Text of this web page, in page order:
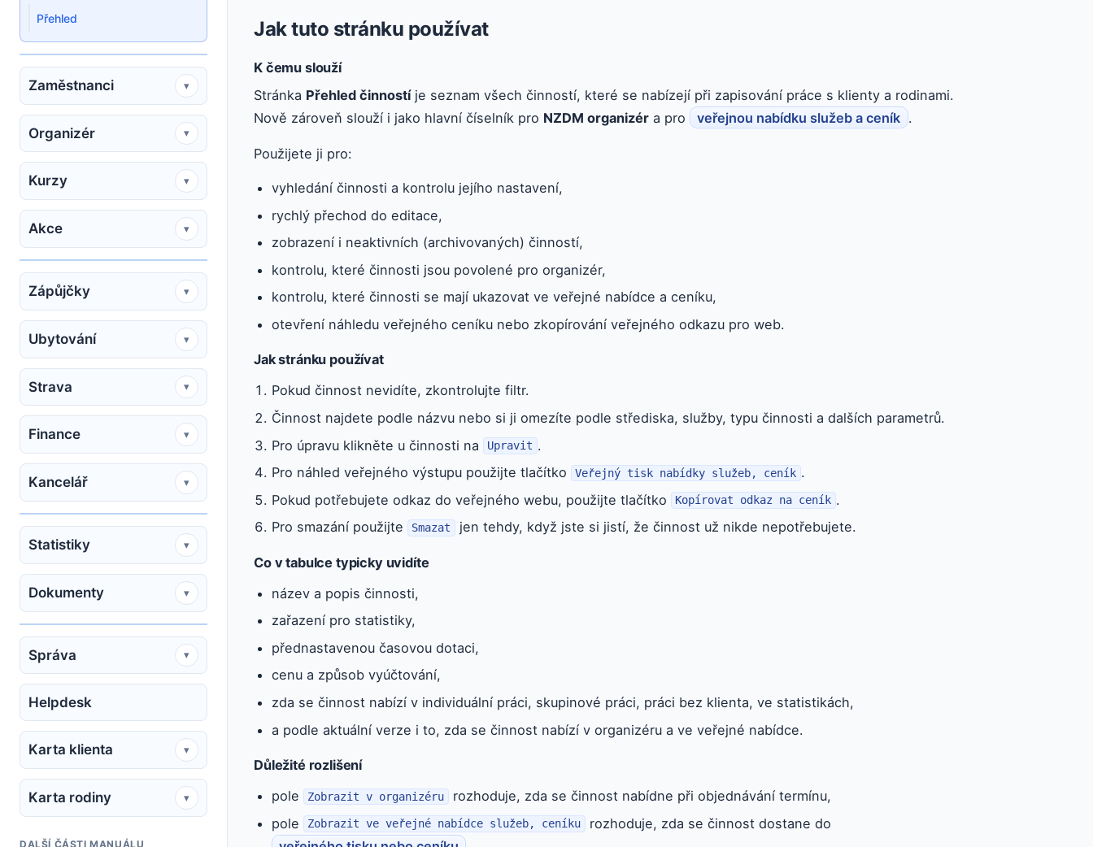
Přehled
Zaměstnanci ▾
Organizér ▾
Kurzy ▾
Akce ▾
Zápůjčky ▾
Ubytování ▾
Strava ▾
Finance ▾
Kancelář ▾
Statistiky ▾
Dokumenty ▾
Správa ▾
Helpdesk
Karta klienta ▾
Karta rodiny ▾
DALŠÍ ČÁSTI MANUÁLU
Jak tuto stránku používat
K čemu slouží
Stránka Přehled činnostíje seznam všech činností, které se nabízejí při zapisování práce s klienty a rodinami.
Nově zároveň slouží i jako hlavní číselník pro NZDM organizér a pro veřejnou nabídku služeb a ceník .
Použijete ji pro:
vyhledání činnosti a kontrolu jejího nastavení,
rychlý přechod do editace,
zobrazení i neaktivních (archivovaných) činností,
kontrolu, které činnosti jsou povolené pro organizér,
kontrolu, které činnosti se mají ukazovat ve veřejné nabídce a ceníku,
otevření náhledu veřejného ceníku nebo zkopírování veřejného odkazu pro web.
Jak stránku používat
Pokud činnost nevidíte, zkontrolujte filtr.
Činnost najdete podle názvu nebo si ji omezíte podle střediska, služby, typu činnosti a dalších parametrů.
Pro úpravu klikněte u činnosti na
Upravit .
Pro náhled veřejného výstupu použijte tlačítko
Veřejný tisk nabídky služeb, ceník .
Pokud potřebujete odkaz do veřejného webu, použijte tlačítko
Kopírovat odkaz na ceník .
Pro smazání použijte
Smazat jen tehdy, když jste si jistí, že činnost už nikde nepotřebujete.
Co v tabulce typicky uvidíte
název a popis činnosti,
zařazení pro statistiky,
přednastavenou časovou dotaci,
cenu a způsob vyúčtování,
zda se činnost nabízí v individuální práci, skupinové práci, práci bez klienta, ve statistikách,
a podle aktuální verze i to, zda se činnost nabízí v organizéru a ve veřejné nabídce.
Důležité rozlišení
pole
Zobrazit v organizéru
rozhoduje, zda se činnost nabídne při objednávání termínu,
pole
Zobrazit ve veřejné nabídce služeb, ceníku
rozhoduje, zda se činnost dostane do